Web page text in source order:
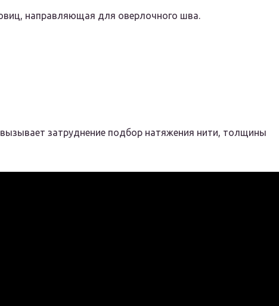
направляющая для оверлочного шва.
затруднение подбор натяжения нити, толщины